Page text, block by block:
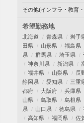
その他(インフラ・教育
希望勤務地
北海道 青森県 岩手
田県
山形県 福島県
県
群馬県 埼玉県
神奈川県
新潟県
福井県
山梨県 長
静岡県
愛知県 三重
都府
大阪府 兵庫県
山県
鳥取県 島根県
県
山口県 徳島県
高知県
福岡県 佐